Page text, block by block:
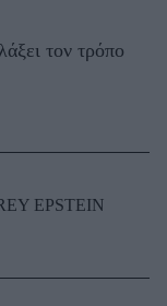
τον τρόπο
EPSTEIN